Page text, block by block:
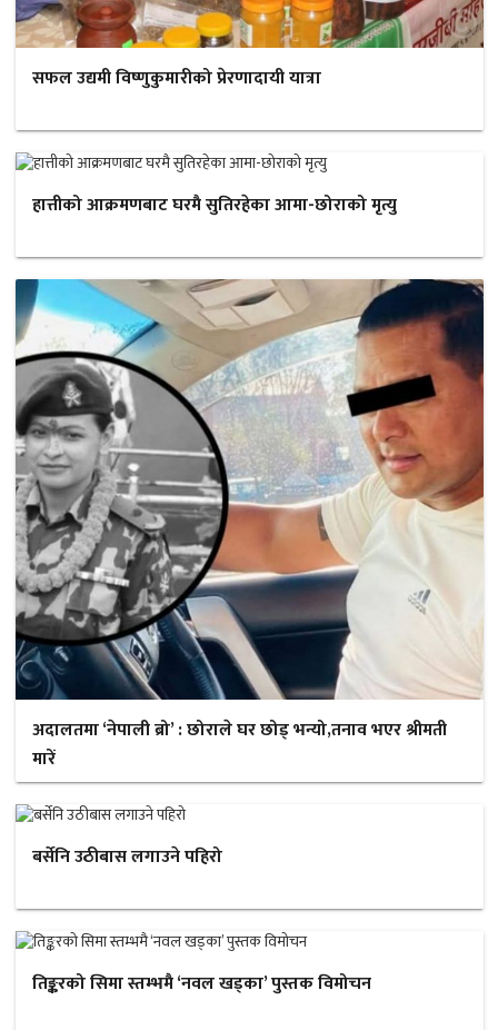
सफल उद्यमी विष्णुकुमारीको प्रेरणादायी यात्रा
हात्तीको आक्रमणबाट घरमै सुतिरहेका आमा-छोराको मृत्यु
अदालतमा ‘नेपाली ब्रो’ : छोराले घर छोड् भन्यो,तनाव भएर श्रीमती
मारें
बर्सेनि उठीबास लगाउने पहिरो
तिङ्करको सिमा स्तम्भमै ‘नवल खड्का’ पुस्तक विमोचन